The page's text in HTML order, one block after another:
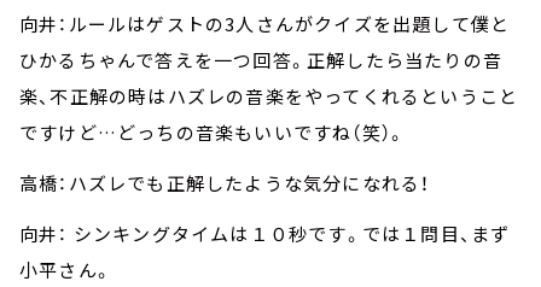
向井：ルールはゲストの3人さんがクイズを出題して僕と
ひかるちゃんで答えを一つ回答。正解したら当たりの音
楽、不正解の時はハズレの音楽をやってくれるということ
ですけど…どっちの音楽もいいですね（笑）。
高橋：ハズレでも正解したような気分になれる！
向井： シンキングタイムは１０秒です。では１問目、まず
小平さん。